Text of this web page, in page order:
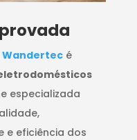
Wandertecé
especializada
e eficiência dos